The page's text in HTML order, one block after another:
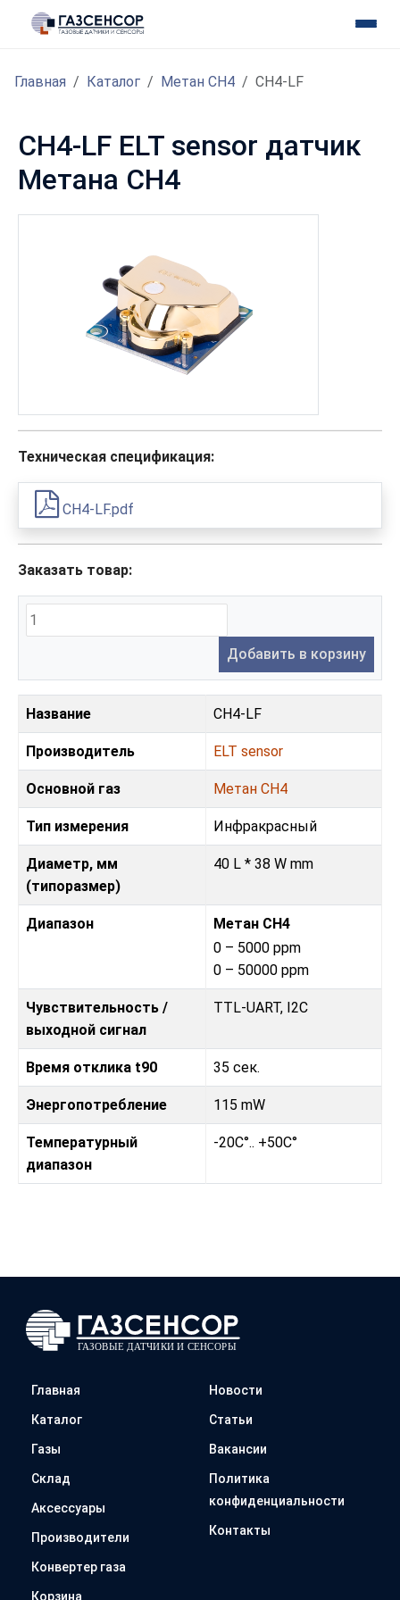
Главная Каталог Метан CH4 CH4-LF
CH4-LF ELT sensor датчик
Метана CH4
Техническая спецификация:
CH4-LF.pdf
Заказать товар:
Добавить в корзину
Название CH4-LF
Производитель ELT sensor
Основной газ Метан CH4
Тип измерения Инфракрасный
Диаметр, мм
(типоразмер)
40 L * 38 W mm
Диапазон
Метан CH4
0 – 5000 ppm
0 – 50000 ppm
Чувствительность /
выходной сигнал
TTL-UART, I2C
Время отклика t90 35 сек.
Энергопотребление 115 mW
Температурный
диапазон
-20C°.. +50C°
Главная
Каталог
Газы
Склад
Аксессуары
Производители
Конвертер газа
Корзина
Новости
Статьи
Вакансии
Политика
конфиденциальности
Контакты